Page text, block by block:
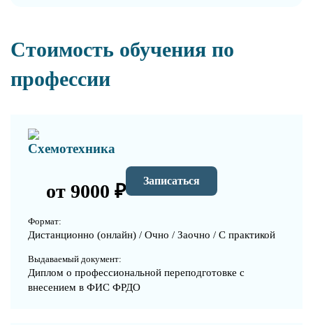
Стоимость обучения по
профессии
Схемотехника
от 9000 ₽ Записаться
Формат:
Дистанционно (онлайн) / Очно / Заочно / С практикой
Выдаваемый документ:
Диплом о профессиональной переподготовке с
внесением в ФИС ФРДО